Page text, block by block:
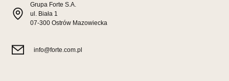
SALON MEBLOWY PRYM
Grupa Forte S.A.
ul. Biała 1
07-300 Ostrów Mazowiecka
info@forte.com.pl